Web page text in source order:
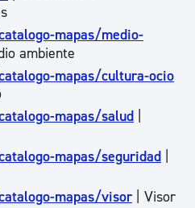
mapas/medio-
ambiente
mapas/cultura-ocio
mapas/salud
mapas/seguridad
mapas/visor| Visor